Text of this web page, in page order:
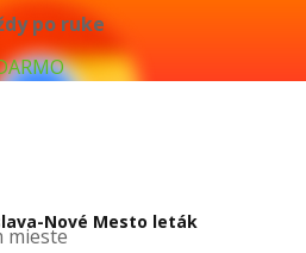
po ruke
mieste
Nové Mesto leták